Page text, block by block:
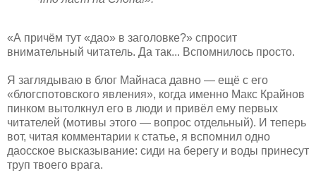
«А причём тут «дао» в заголовке?» спросит
внимательный читатель. Да так... Вспомнилось просто.
Я заглядываю в блог Майнаса давно — ещё с его
«блогспотовского явления», когда именно Макс Крайнов
пинком вытолкнул его в люди и привёл ему первых
читателей (мотивы этого — вопрос отдельный). И теперь
вот, читая комментарии к статье, я вспомнил одно
даосское высказывание: сиди на берегу и воды принесут
труп твоего врага.